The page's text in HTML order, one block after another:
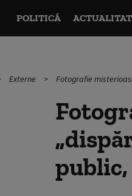
POLITICĂ
Externe Fotografie
public,